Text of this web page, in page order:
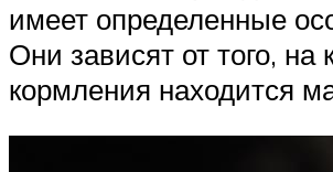
имеет определенные
Они зависят от того, на
кормления находится